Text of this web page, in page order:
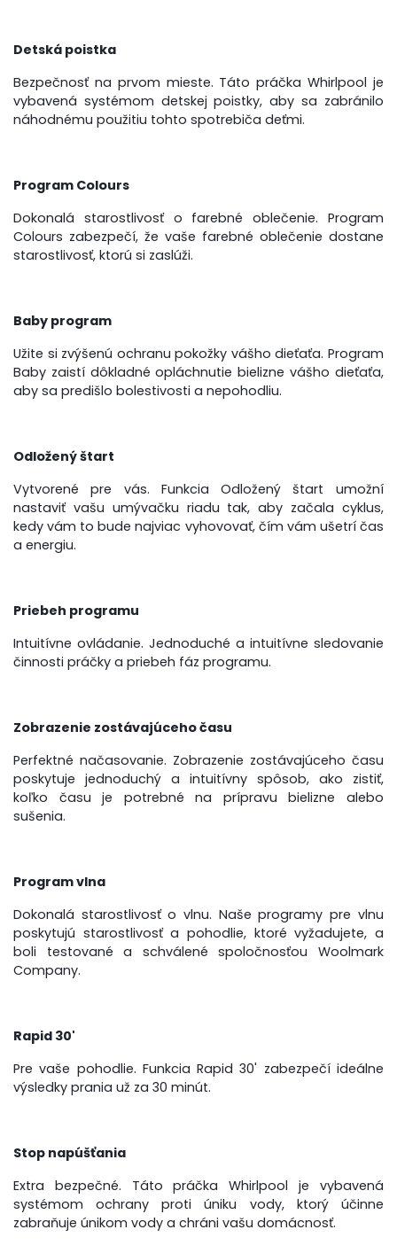
Detská poistka
Bezpečnosť na prvom mieste. Táto práčka Whirlpool je
vybavená systémom detskej poistky, aby sa zabránilo
náhodnému použitiu tohto spotrebiča deťmi.
Program Colours
Dokonalá starostlivosť o farebné oblečenie. Program
Colours zabezpečí, že vaše farebné oblečenie dostane
starostlivosť, ktorú si zaslúži.
Baby program
Užite si zvýšenú ochranu pokožky vášho dieťaťa. Program
Baby zaistí dôkladné opláchnutie bielizne vášho dieťaťa,
aby sa predišlo bolestivosti a nepohodliu.
Odložený štart
Vytvorené pre vás. Funkcia Odložený štart umožní
nastaviť vašu umývačku riadu tak, aby začala cyklus,
kedy vám to bude najviac vyhovovať, čím vám ušetrí čas
a energiu.
Priebeh programu
Intuitívne ovládanie. Jednoduché a intuitívne sledovanie
činnosti práčky a priebeh fáz programu.
Zobrazenie zostávajúceho času
Perfektné načasovanie. Zobrazenie zostávajúceho času
poskytuje jednoduchý a intuitívny spôsob, ako zistiť,
koľko času je potrebné na prípravu bielizne alebo
sušenia.
Program vlna
Dokonalá starostlivosť o vlnu. Naše programy pre vlnu
poskytujú starostlivosť a pohodlie, ktoré vyžadujete, a
boli testované a schválené spoločnosťou Woolmark
Company.
Rapid 30'
Pre vaše pohodlie. Funkcia Rapid 30' zabezpečí ideálne
výsledky prania už za 30 minút.
Stop napúšťania
Extra bezpečné. Táto práčka Whirlpool je vybavená
systémom ochrany proti úniku vody, ktorý účinne
zabraňuje únikom vody a chráni vašu domácnosť.